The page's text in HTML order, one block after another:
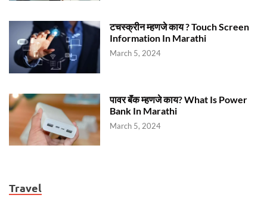
टचस्क्रीन म्हणजे काय ? Touch Screen
Information In Marathi
March 5, 2024
पावर बॅंक म्हणजे काय? What Is Power
Bank In Marathi
March 5, 2024
Travel